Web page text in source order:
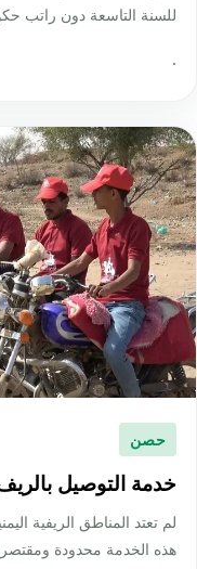
للسنة التاسعة دون راتب
·
حصن
خدمة التوصيل
لم تعتد المناطق الريفية
هذه الخدمة محدودة